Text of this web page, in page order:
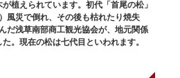
植えられています。初代「首尾の松」
風災で倒れ、その後も枯れたり焼失
だ浅草南部商工観光協会が、地元関係
。現在の松は七代目といわれます。